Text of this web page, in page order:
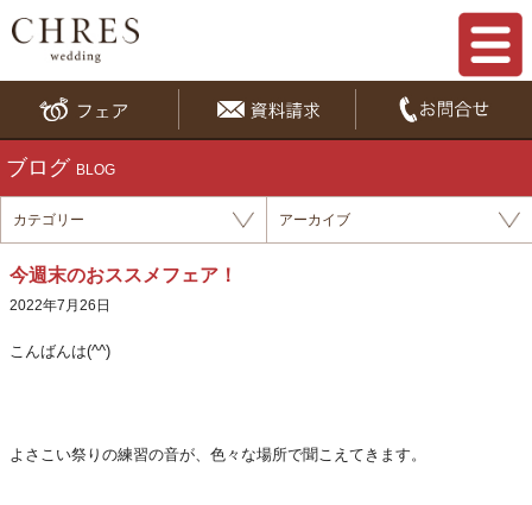
ブログ BLOG
カテゴリー アーカイブ
今週末のおススメフェア！
2022年7月26日
こんばんは(^^)
よさこい祭りの練習の音が、色々な場所で聞こえてきます。